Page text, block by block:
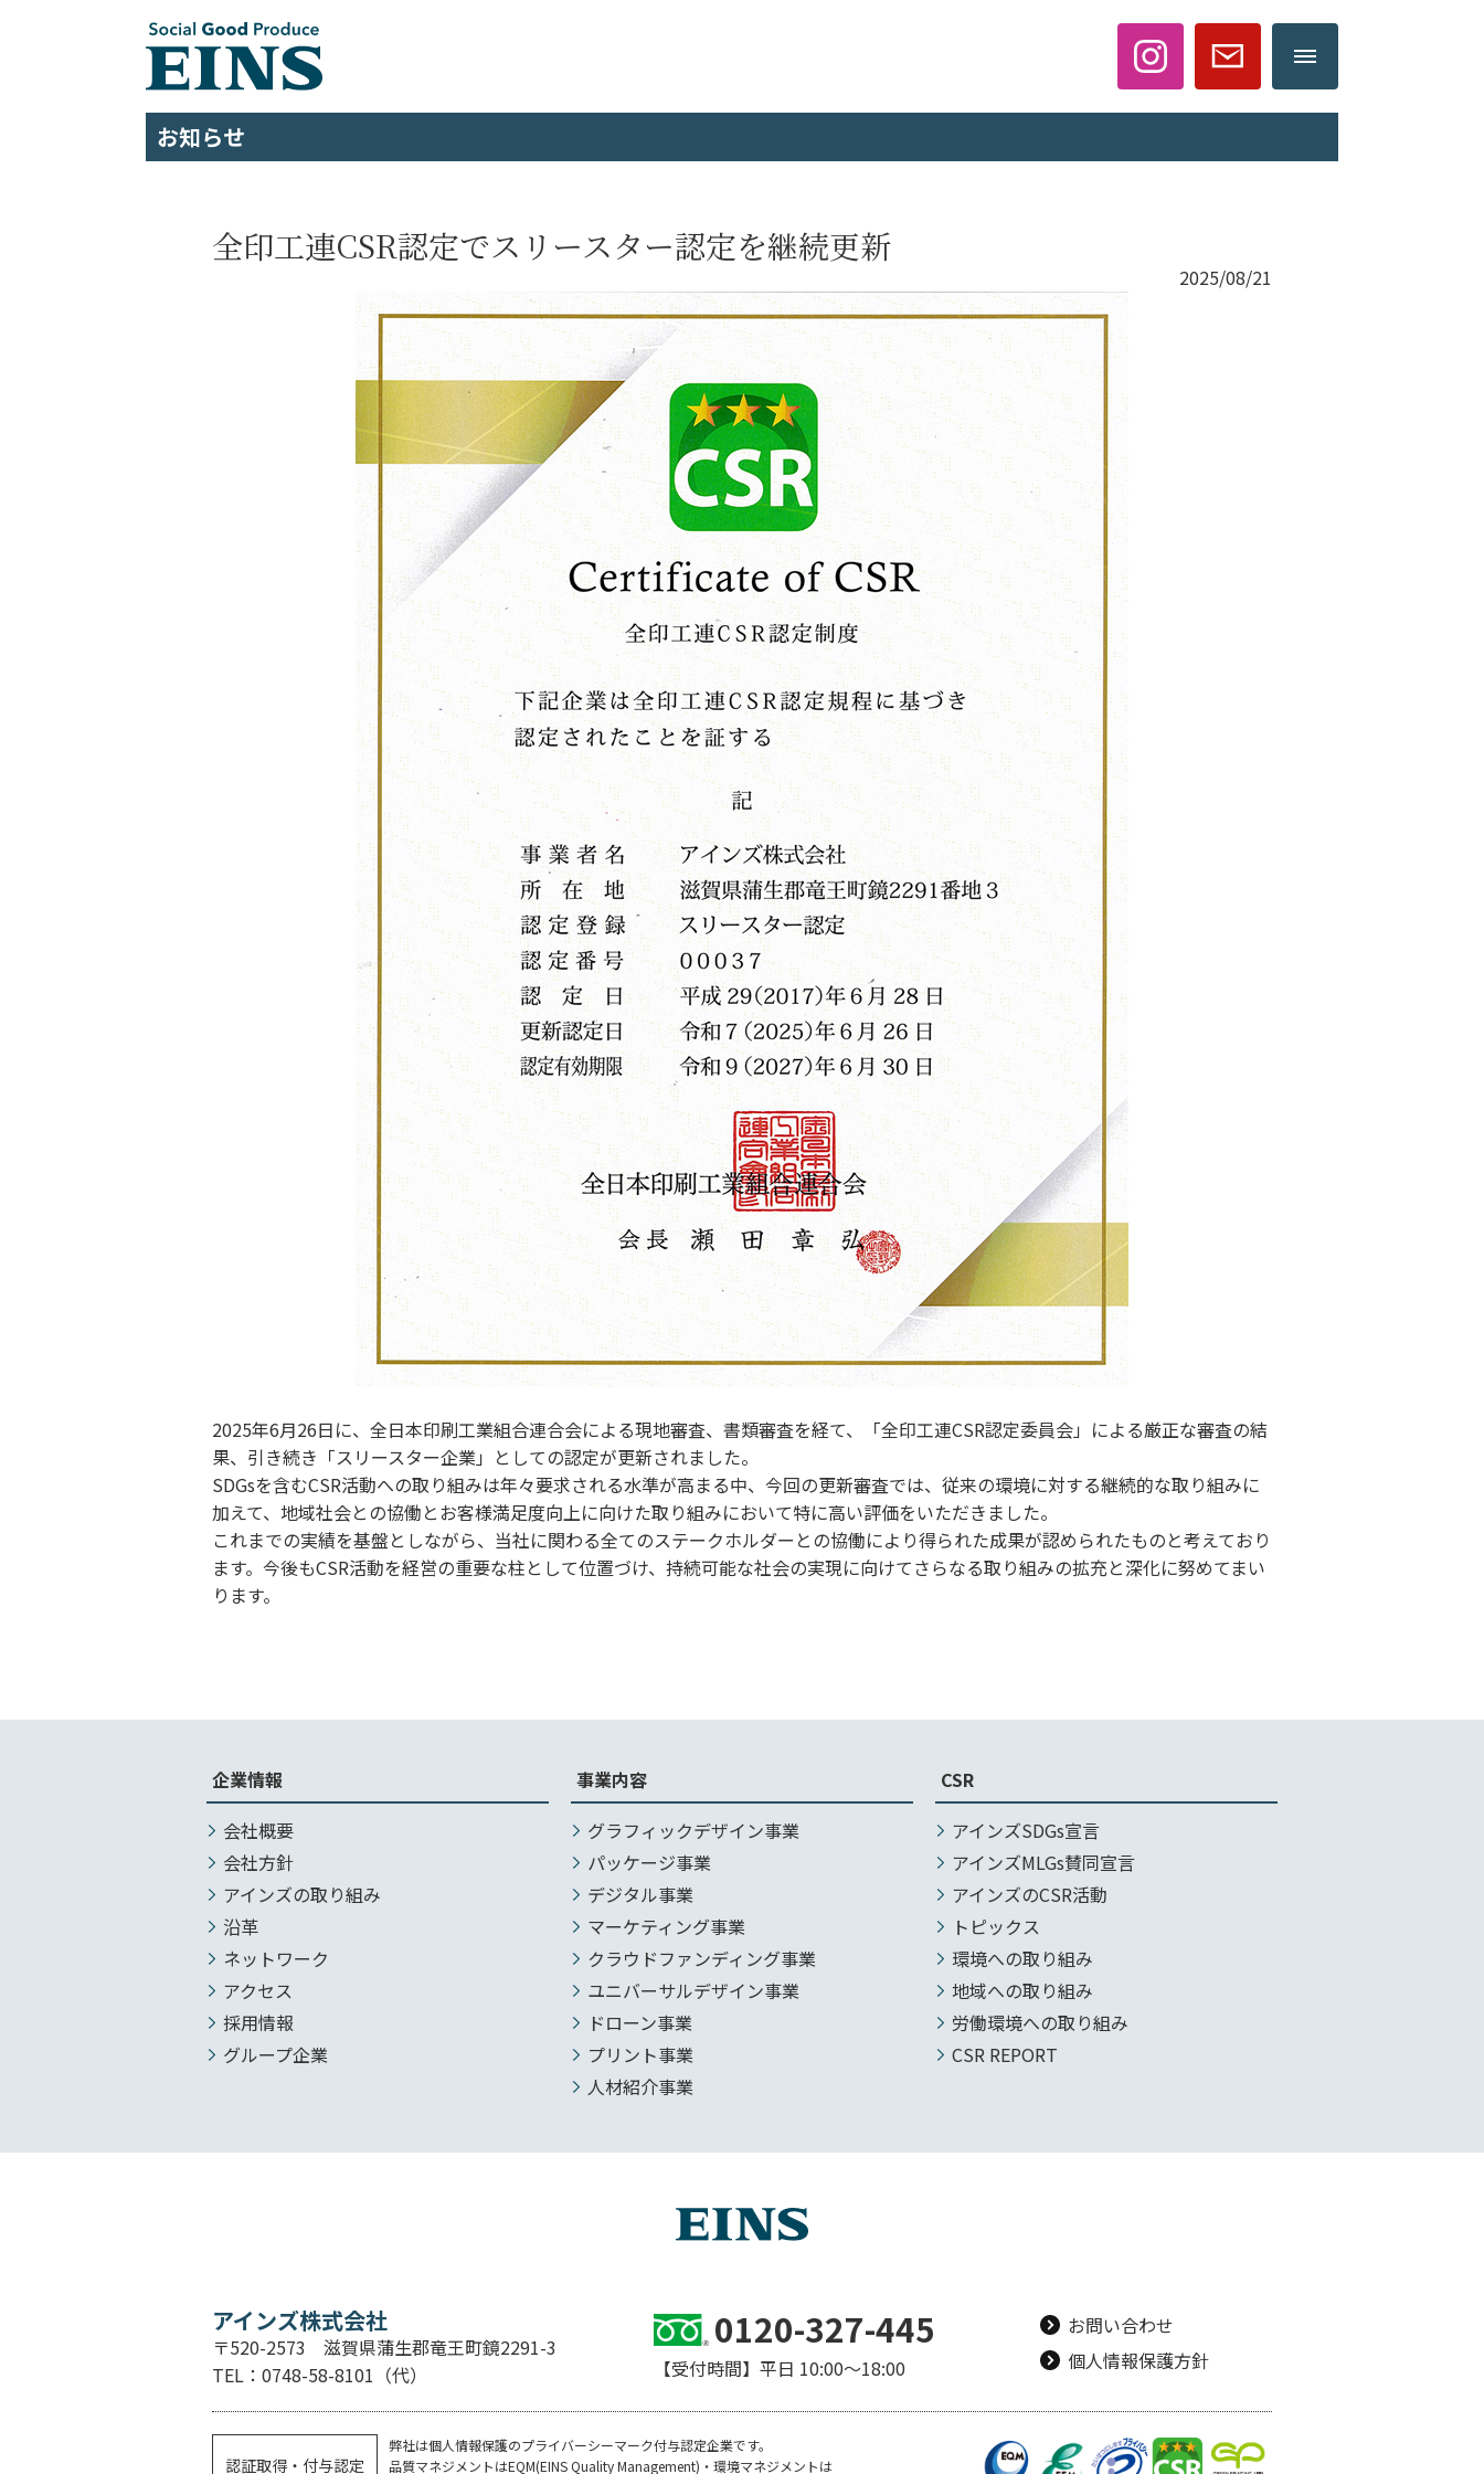
お知らせ
全印工連CSR認定でスリースター認定を継続更新
2025/08/21
2025年6月26日に、全日本印刷工業組合連合会による現地審査、書類審査を経て、「全印工連CSR認定委員会」による厳正な審査の結
果、引き続き「スリースター企業」としての認定が更新されました。
SDGsを含むCSR活動への取り組みは年々要求される水準が高まる中、今回の更新審査では、従来の環境に対する継続的な取り組みに
加えて、地域社会との協働とお客様満足度向上に向けた取り組みにおいて特に高い評価をいただきました。
これまでの実績を基盤としながら、当社に関わる全てのステークホルダーとの協働により得られた成果が認められたものと考えており
ます。今後もCSR活動を経営の重要な柱として位置づけ、持続可能な社会の実現に向けてさらなる取り組みの拡充と深化に努めてまい
ります。
企業情報
会社概要
会社方針
アインズの取り組み
沿革
ネットワーク
アクセス
採用情報
グループ企業
事業内容
グラフィックデザイン事業
パッケージ事業
デジタル事業
マーケティング事業
クラウドファンディング事業
ユニバーサルデザイン事業
ドローン事業
プリント事業
人材紹介事業
CSR
アインズSDGs宣言
アインズMLGs賛同宣言
アインズのCSR活動
トピックス
環境への取り組み
地域への取り組み
労働環境への取り組み
CSR REPORT
お問い合わせ
個人情報保護方針
アインズ株式会社
〒520-2573 滋賀県蒲生郡竜王町鏡2291-3
TEL：0748-58-8101（代）
0120-327-445
【受付時間】平日 10:00～18:00
認証取得・付与認定
弊社は個人情報保護のプライバーシーマーク付与認定企業です。
品質マネジメントはEQM(EINS Quality Management)・環境マネジメントは